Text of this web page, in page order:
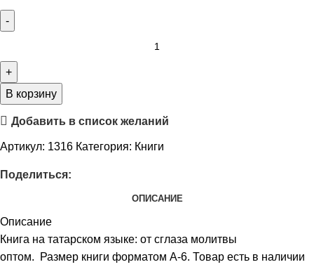
В корзину
Добавить в список желаний
Артикул: 1316 Категория: Книги
Поделиться:
ОПИСАНИЕ
Описание
Книга на татарском языке: от сглаза молитвы
оптом. Размер книги форматом А-6. Товар есть в наличии